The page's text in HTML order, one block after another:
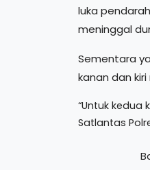
luka
meninggal
Sementara
kanan dan kiri
“Untuk
Satlantas